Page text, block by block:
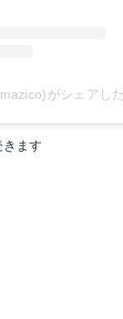
がシェアし
ます